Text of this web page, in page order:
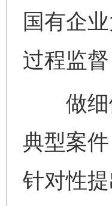
国有企
过程监
做细做
典型案
针对性